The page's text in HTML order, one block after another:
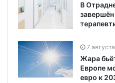
В
7
Жара
Европе
евро к